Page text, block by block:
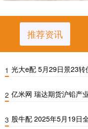
推荐资讯
1 光大e配 5月29日景23
2 亿米网 瑞达期货沪铅产
3 股牛配 2025年5月19日